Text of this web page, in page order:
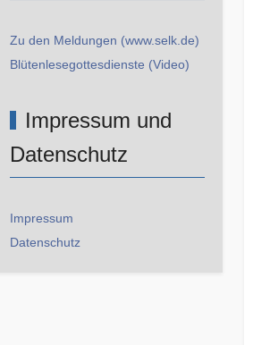
Zu den Meldungen (www.selk.de)
Blütenlesegottesdienste (Video)
Impressum und
Datenschutz
Impressum
Datenschutz